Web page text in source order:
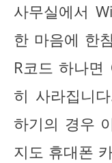
사무실에서
한 마음에 한
R코드 하나
히 사라집니
하기의 경우
지도 휴대폰